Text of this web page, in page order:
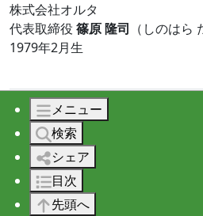
株式会社オルタ
代表取締役 篠原 隆司 （しのはら
1979年2月生
© 2026 株式会社オルタ
メニュー
検索
シェア
目次
先頭へ